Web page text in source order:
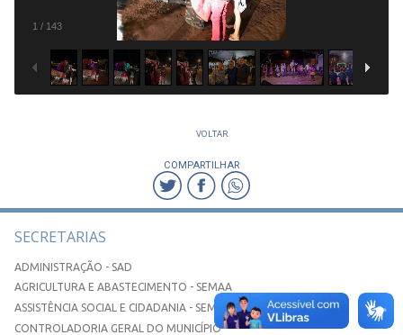
1 / 143
VOLTAR
COMPARTILHAR
SECRETARIAS
ADMINISTRAÇÃO - SAD
AGRICULTURA E ABASTECIMENTO - SEMAA
ASSISTÊNCIA SOCIAL E CIDADANIA - SEMASC
CONTROLADORIA GERAL DO MUNICÍPIO